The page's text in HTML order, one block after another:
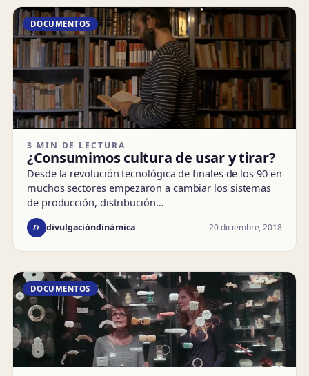
DOCUMENTOS
3 MIN DE LECTURA
¿Consumimos cultura de usar y tirar?
Desde la revolución tecnológica de finales de los 90 en
muchos sectores empezaron a cambiar los sistemas
de producción, distribución…
D divulgacióndinámica 20 diciembre, 2018
DOCUMENTOS